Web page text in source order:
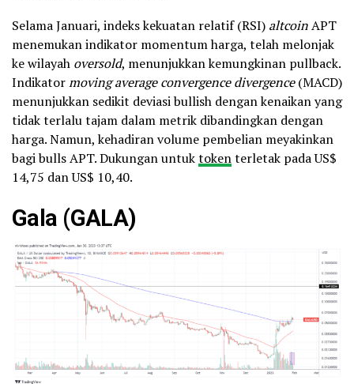
Selama Januari, indeks kekuatan relatif (RSI) altcoinAPT
menemukan indikator momentum harga, telah melonjak
ke wilayah oversold, menunjukkan kemungkinan pullback.
Indikatormoving average convergence divergence(MACD)
menunjukkan sedikit deviasi bullish dengan kenaikan yang
tidak terlalu tajam dalam metrik dibandingkan dengan
harga. Namun, kehadiran volume pembelian meyakinkan
bagi bulls APT. Dukungan untuktokenterletak pada US$
14,75 dan US$ 10,40.
Gala (GALA)